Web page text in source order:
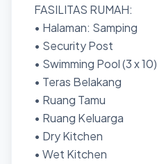
FASILITAS RUMAH:
• Halaman: Samping
• Security Post
• Swimming Pool (3 x 10)
• Teras Belakang
• Ruang Tamu
• Ruang Keluarga
• Dry Kitchen
• Wet Kitchen